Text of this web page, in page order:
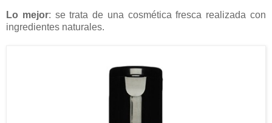
Lo mejor: se trata de una cosmética fresca realizada con
ingredientes naturales.